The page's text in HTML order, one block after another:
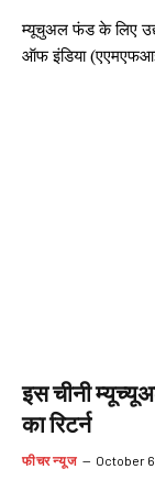
म्यूचुअल फंड के लिए
ऑफ इंडिया
इस चीनी
का रिटर्न
फीचर न्यूज October